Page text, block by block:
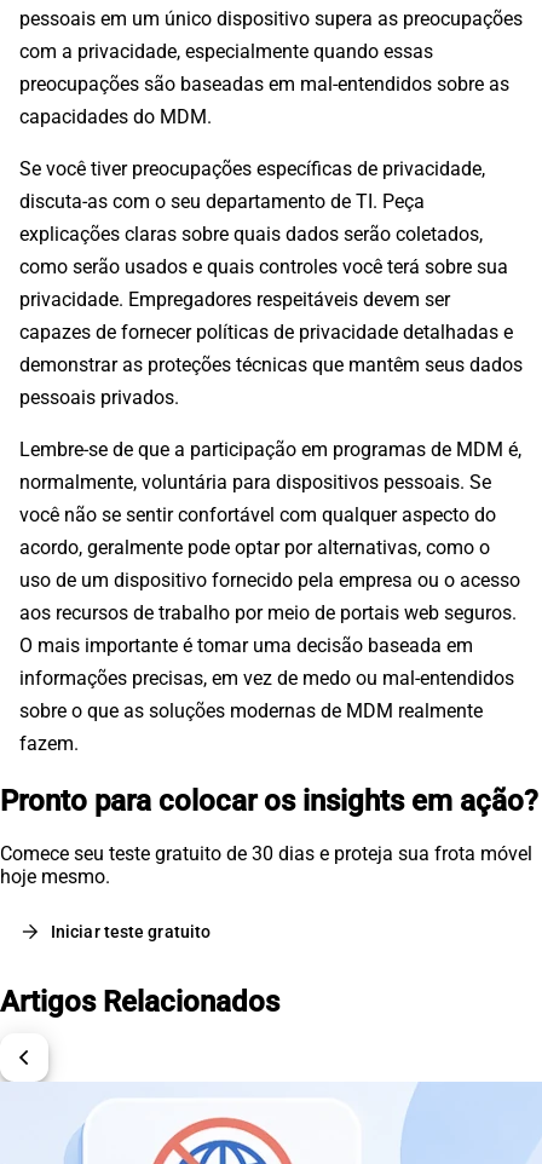
pessoais em um único dispositivo supera as preocupações
com a privacidade, especialmente quando essas
preocupações são baseadas em mal-entendidos sobre as
capacidades do MDM.
Se você tiver preocupações específicas de privacidade,
discuta-as com o seu departamento de TI. Peça
explicações claras sobre quais dados serão coletados,
como serão usados e quais controles você terá sobre sua
privacidade. Empregadores respeitáveis devem ser
capazes de fornecer políticas de privacidade detalhadas e
demonstrar as proteções técnicas que mantêm seus dados
pessoais privados.
Lembre-se de que a participação em programas de MDM é,
normalmente, voluntária para dispositivos pessoais. Se
você não se sentir confortável com qualquer aspecto do
acordo, geralmente pode optar por alternativas, como o
uso de um dispositivo fornecido pela empresa ou o acesso
aos recursos de trabalho por meio de portais web seguros.
O mais importante é tomar uma decisão baseada em
informações precisas, em vez de medo ou mal-entendidos
sobre o que as soluções modernas de MDM realmente
fazem.
Pronto para colocar os insights em ação?
Comece seu teste gratuito de 30 dias e proteja sua frota móvel
hoje mesmo.
arrow_forward Iniciar teste gratuito
Artigos Relacionados
chevron_left